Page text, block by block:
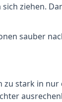
ziehen.
sauber
stark in